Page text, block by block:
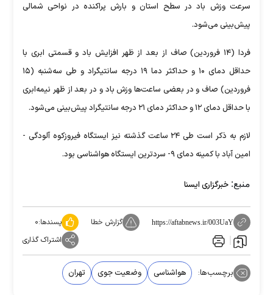
سرعت وزش باد در سطح استان و بارش پراکنده در نواحی شمالی
پیش‌بینی می‌شود.
فردا (۱۴ فروردین) صاف از بعد از ظهر افزایش باد و قسمتی ابری با
حداقل دمای ۱۰ و حداکثر دما ۱۹ درجه سانتیگراد و طی سه‌شنبه (۱۵
فروردین) صاف و در بعضی ساعت‌ها وزش باد و در بعد از ظهر نیمه‌ابری
با حداقل دمای ۱۲ و حداکثر دمای ۲۱ درجه سانتیگراد پیش‌بینی می‌شود.
لازم به ذکر است طی ۲۴ ساعت گذشته نیز ایستگاه فیروزکوه آلودگی -
امین آباد با کمینه دمای ۹- سردترین ایستگاه هواشناسی بود.
منبع: خبرگزاری ایسنا
https://aftabnews.ir/003UaY گزارش خطا پسندها:۰
اشتراک گذاری
برچسب‌ها: هواشناسی وضعیت جوی تهران